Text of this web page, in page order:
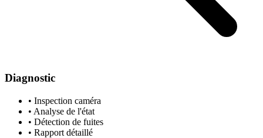
Diagnostic
• Inspection caméra
• Analyse de l'état
• Détection de fuites
• Rapport détaillé